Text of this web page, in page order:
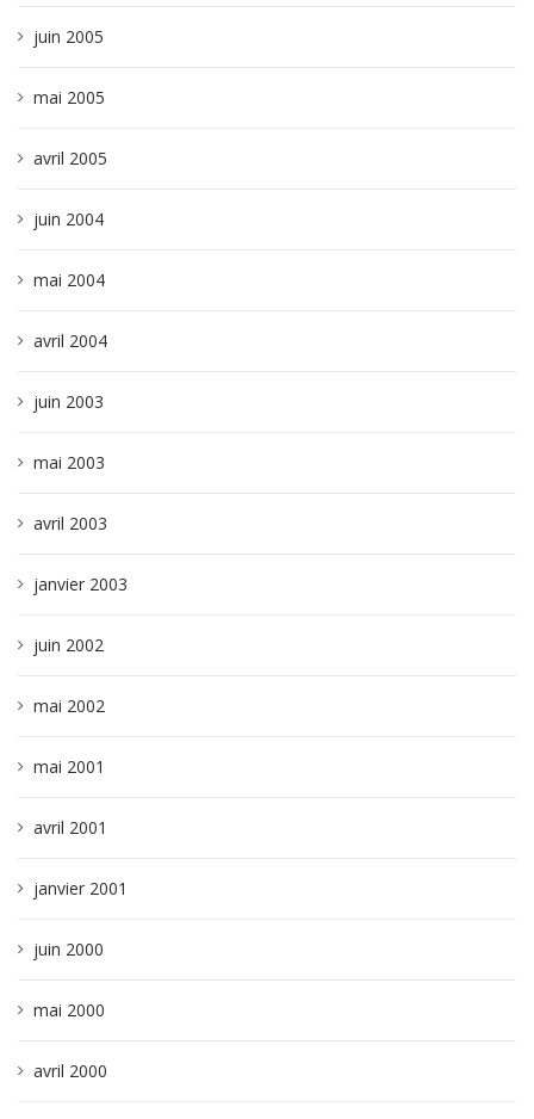
juin 2005
mai 2005
avril 2005
juin 2004
mai 2004
avril 2004
juin 2003
mai 2003
avril 2003
janvier 2003
juin 2002
mai 2002
mai 2001
avril 2001
janvier 2001
juin 2000
mai 2000
avril 2000